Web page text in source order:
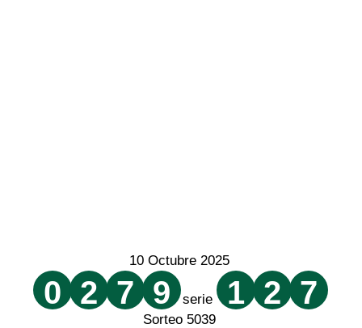
10 Octubre 2025
0 2 7 9 serie 1 2 7
Sorteo 5039